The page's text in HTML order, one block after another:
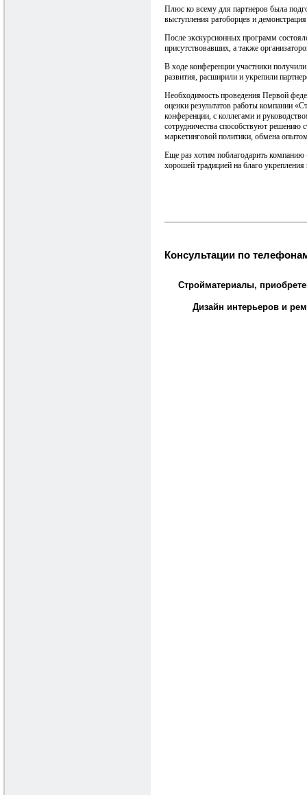
Плюс ко всему для партнеров была
выступления ратоборцев и
После экскурсионных программ
присутствовавших, а также
В ходе конференции участники
развития, расширили и укрепили
Необходимость проведения Первой
оценки результатов работы компании
конференции, с коллегами и
сотрудничества способствуют решению
маркетинговой политики, обмена
Еще раз хотим поблагодарить
хорошей традицией на благо
Консультации по
Стройматериалы,
Дизайн интерьеров и